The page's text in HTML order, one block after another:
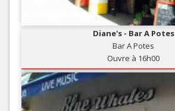
Diane's - Bar A Potes
Bar A Potes
Ouvre à 16h00